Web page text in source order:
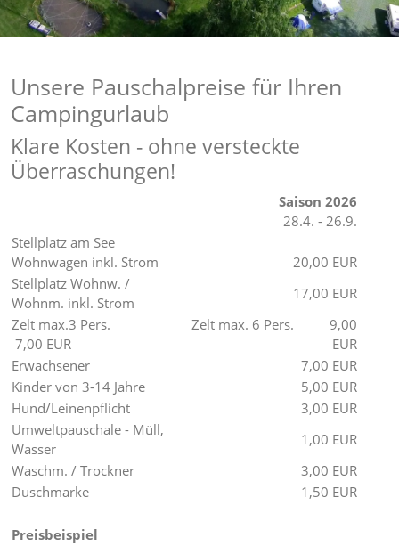
Unsere Pauschalpreise für Ihren
Campingurlaub
Klare Kosten - ohne versteckte
Überraschungen!
Saison 2026
28.4. - 26.9.
Stellplatz am See
Wohnwagen inkl. Strom
20,00 EUR
Stellplatz Wohnw. /
Wohnm. inkl. Strom
17,00 EUR
Zelt max.3 Pers.
7,00 EUR
Zelt max. 6 Pers. 9,00
EUR
Erwachsener
7,00 EUR
Kinder von 3-14 Jahre
5,00 EUR
Hund/Leinenpflicht
3,00 EUR
Umweltpauschale - Müll,
Wasser
1,00 EUR
Waschm. / Trockner
3,00 EUR
Duschmarke
1,50 EUR
Preisbeispiel